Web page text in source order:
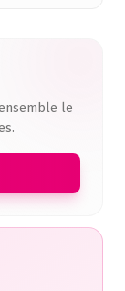
le